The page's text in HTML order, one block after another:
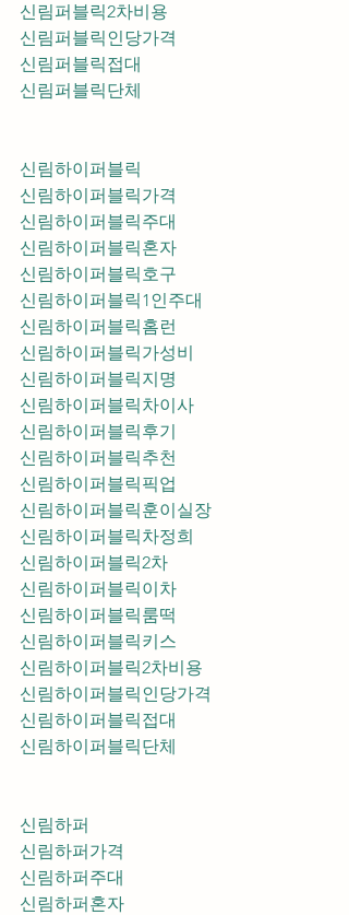
신림퍼블릭2차비용
신림퍼블릭인당가격
신림퍼블릭접대
신림퍼블릭단체
신림하이퍼블릭
신림하이퍼블릭가격
신림하이퍼블릭주대
신림하이퍼블릭혼자
신림하이퍼블릭호구
신림하이퍼블릭1인주대
신림하이퍼블릭홈런
신림하이퍼블릭가성비
신림하이퍼블릭지명
신림하이퍼블릭차이사
신림하이퍼블릭후기
신림하이퍼블릭추천
신림하이퍼블릭훈이실장
신림하이퍼블릭차정희
신림하이퍼블릭2차
신림하이퍼블릭이차
신림하이퍼블릭룸떡
신림하이퍼블릭키스
신림하이퍼블릭2차비용
신림하이퍼블릭인당가격
신림하이퍼블릭접대
신림하이퍼블릭단체
신림하퍼
신림하퍼가격
신림하퍼주대
신림하퍼혼자